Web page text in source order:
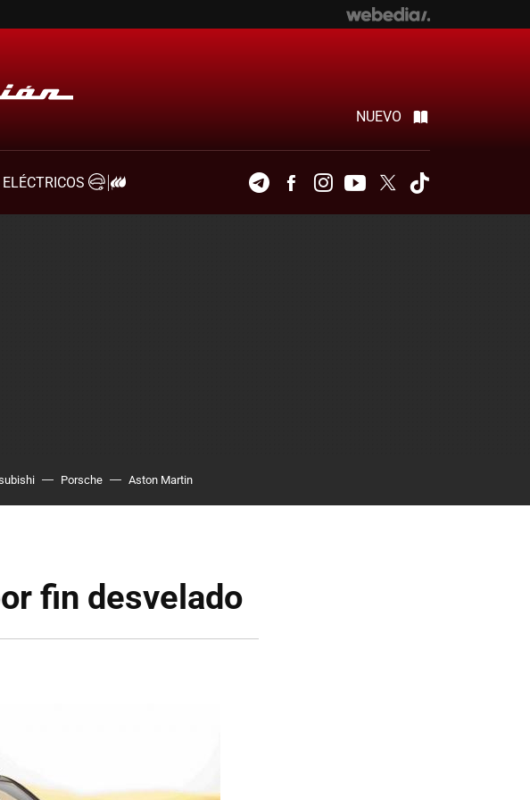
NUEVO
TelegramFacebookInstagramYoutubeTwitter
Porsche Aston Martin
fin desvelado